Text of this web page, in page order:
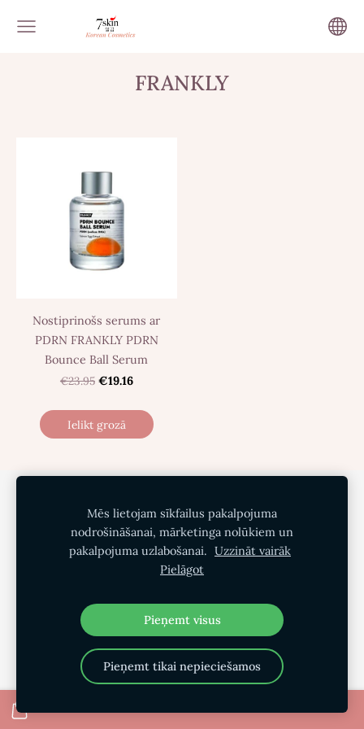
FRANKLY
Nostiprinošs serums ar
PDRN FRANKLY PDRN
Bounce Ball Serum
€23.95 €19.16
Ielikt grozā
Piegāde
Par mums Kontakti Sīkdatnes
Mēs lietojam sīkfailus pakalpojuma
nodrošināšanai, mārketinga nolūkiem un
pakalpojuma uzlabošanai. Uzzināt vairāk
Pielāgot
Pieņemt visus
Pieņemt tikai nepieciešamos